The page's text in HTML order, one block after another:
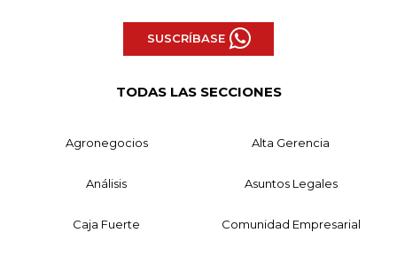
SUSCRÍBASE
TODAS LAS SECCIONES
Agronegocios Alta Gerencia
Análisis Asuntos Legales
Caja Fuerte Comunidad Empresarial